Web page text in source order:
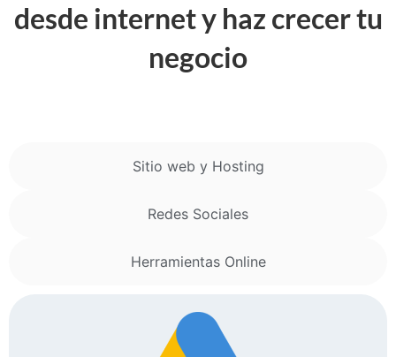
desde internet y haz crecer tu
negocio
Sitio web y Hosting
Redes Sociales
Herramientas Online